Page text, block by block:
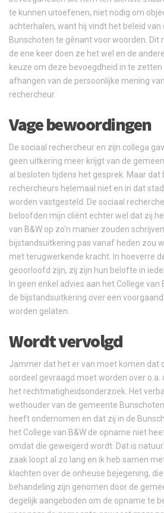
te kunnen uitoefenen, niet nodig om
achterhalen, want hij vindt het beleid van
Bunschoten te gênant voor woorden. Dit
de ene keer doen ze het wel en de
keuze om deze bevoegdheid in te
afhangen van de persoonlijke mening
rechercheur.
Vage bewoordingen
De sociaal rechercheur en zijn collega
geen uitkering meer krijgt van de
al besloten tijdens het gesprek. Maar dat
rechercheurs helemaal niet en in dat
worden vastgesteld. De sociaal
beloofden mijn cliënt echter wel dat zij
van B&W op zo'n manier zouden
bijstandsuitkering pas vanaf heden zou
met terugwerkende kracht. In hoeverre
geoorloofd zijn, zij zijn hun belofte in
In geen enkel advies aan het College van
de bijstandsuitkering over een
worden gelaten.
Wordt vervolgd
Jammer dat het er van moet komen dat
oordeel gevraagd moet worden over
het rechtmatigheidsonderzoek. Het
wethouder van de gemeente
heeft ondernomen en dat zij in de
het College van B&W de opname niet
omdat die geweigerd wordt. Dat is
zaak loopt al zo lang en ik heb samen
klachten over de onheuse bejegening,
behandeling zijn genomen door de
degelijk aangeboden om de opname te